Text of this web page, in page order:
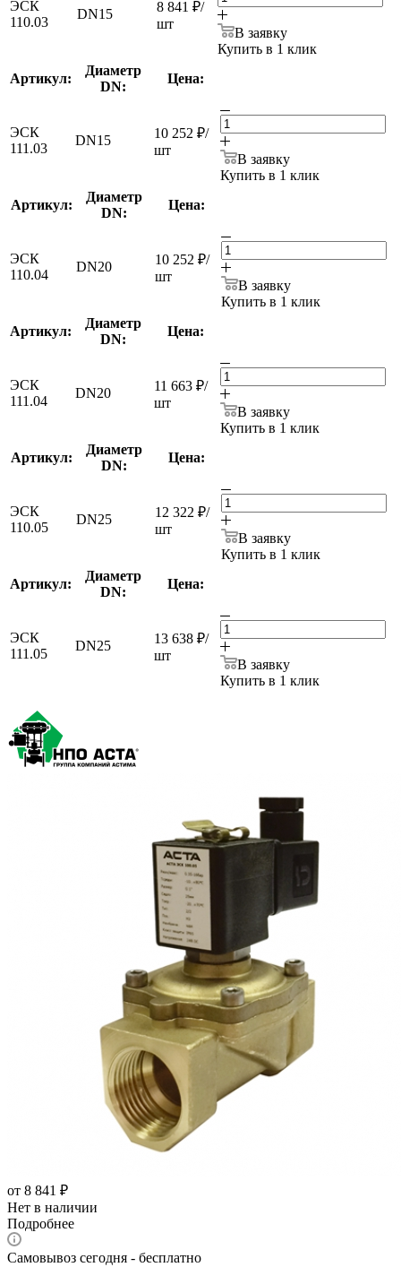
ЭСК
110.03
DN15 8 841 ₽/
шт
В заявку
Купить в 1 клик
Артикул:
Диаметр
DN:
Цена:
ЭСК
111.03
DN15 10 252 ₽/
шт
В заявку
Купить в 1 клик
Артикул:
Диаметр
DN:
Цена:
ЭСК
110.04
DN20 10 252 ₽/
шт
В заявку
Купить в 1 клик
Артикул:
Диаметр
DN:
Цена:
ЭСК
111.04
DN20 11 663 ₽/
шт
В заявку
Купить в 1 клик
Артикул:
Диаметр
DN:
Цена:
ЭСК
110.05
DN25 12 322 ₽/
шт
В заявку
Купить в 1 клик
Артикул:
Диаметр
DN:
Цена:
ЭСК
111.05
DN25 13 638 ₽/
шт
В заявку
Купить в 1 клик
от 8 841 ₽
Нет в наличии
Подробнее
Самовывоз сегодня - бесплатно